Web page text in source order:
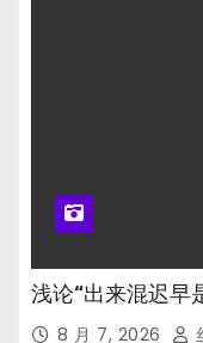
浅论“出来混迟早
8 月 7, 2026